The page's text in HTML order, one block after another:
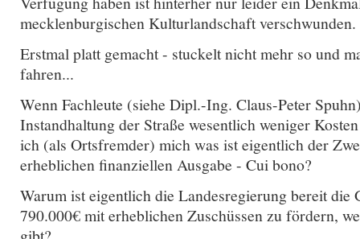
mecklenburgischen Kulturlandschaft verschwunden.
Erstmal platt gemacht - stuckelt nicht mehr so und
fahren...
Wenn Fachleute (siehe Dipl.-Ing. Claus-Peter
Instandhaltung der Straße wesentlich weniger
ich (als Ortsfremder) mich was ist eigentlich der
erheblichen finanziellen Ausgabe - Cui bono?
Warum ist eigentlich die Landesregierung bereit die
790.000€ mit erheblichen Zuschüssen zu fördern,